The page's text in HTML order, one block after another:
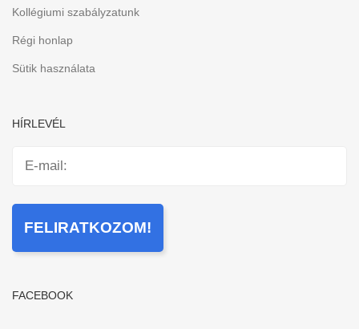
Kollégiumi szabályzatunk
Régi honlap
Sütik használata
HÍRLEVÉL
FACEBOOK